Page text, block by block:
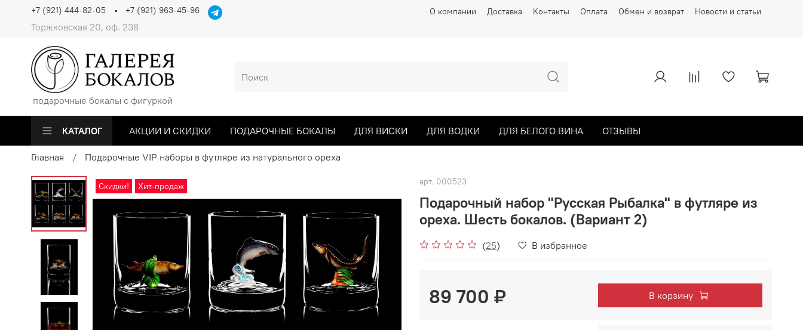
О компании Доставка Контакты Оплата Обмен и возврат Новости и статьи
Торжковская 20, оф. 238
+7 (921) 444-82-05 +7 (921) 963-45-96
подарочные бокалы с фигуркой
КАТАЛОГ АКЦИИ И СКИДКИ ПОДАРОЧНЫЕ БОКАЛЫ ДЛЯ ВИСКИ ДЛЯ ВОДКИ ДЛЯ БЕЛОГО ВИНА ОТЗЫВЫ
Главная Подарочные VIP наборы в футляре из натурального ореха
Скидки! Хит-продаж арт. 000523
Подарочный набор "Русская Рыбалка" в футляре из
ореха. Шесть бокалов. (Вариант 2)
(25) В избранное
89 700 ₽ В корзину